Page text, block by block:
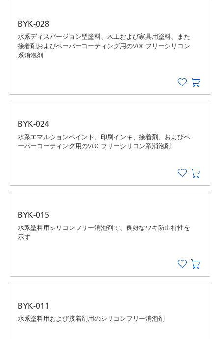
BYK-028
水系ディスパージョン型塗料、木工および家具用塗料、また
接着剤およびペーパーコーティング用のVOCフリーシリコン
系消泡剤
BYK-024
水系エマルションペイント、印刷インキ、接着剤、およびペ
ーパーコーティング用のVOCフリーシリコン系消泡剤
BYK-015
水系塗料用シリコンフリー消泡剤で、良好なワキ防止特性を
示す
BYK-011
水系塗料用および接着剤用のシリコンフリー消泡剤